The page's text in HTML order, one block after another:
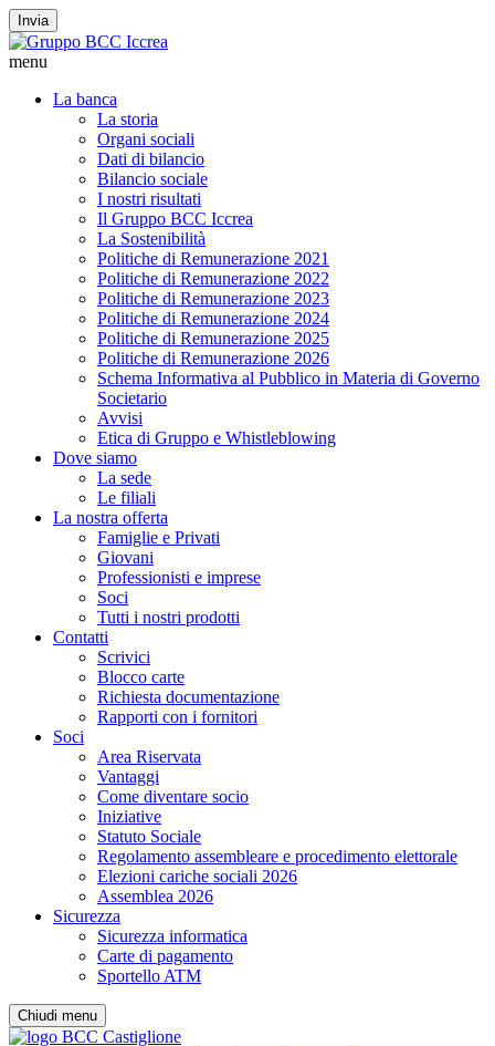
Invia
menu
La banca
La storia
Organi sociali
Dati di bilancio
Bilancio sociale
I nostri risultati
Il Gruppo BCC Iccrea
La Sostenibilità
Politiche di Remunerazione 2021
Politiche di Remunerazione 2022
Politiche di Remunerazione 2023
Politiche di Remunerazione 2024
Politiche di Remunerazione 2025
Politiche di Remunerazione 2026
Schema Informativa al Pubblico in Materia di Governo
Societario
Avvisi
Etica di Gruppo e Whistleblowing
Dove siamo
La sede
Le filiali
La nostra offerta
Famiglie e Privati
Giovani
Professionisti e imprese
Soci
Tutti i nostri prodotti
Contatti
Scrivici
Blocco carte
Richiesta documentazione
Rapporti con i fornitori
Soci
Area Riservata
Vantaggi
Come diventare socio
Iniziative
Statuto Sociale
Regolamento assembleare e procedimento elettorale
Elezioni cariche sociali 2026
Assemblea 2026
Sicurezza
Sicurezza informatica
Carte di pagamento
Sportello ATM
Chiudi menu